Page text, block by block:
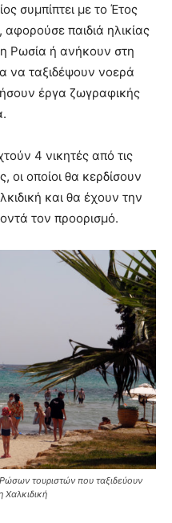
συμπίπτει με το Έτος
παιδιά ηλικίας
Ρωσία ή ανήκουν στη
να ταξιδέψουν νοερά
έργα ζωγραφικής
4 νικητές από τις
οι οποίοι θα κερδίσουν
και θα έχουν την
τον προορισμό.
τουριστών που ταξιδεύουν
Χαλκιδική